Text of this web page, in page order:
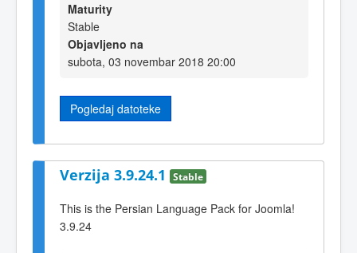
Maturity
Stable
Objavljeno na
subota, 03 novembar 2018 20:00
Pogledaj datoteke
Verzija 3.9.24.1 Stable
This is the Persian Language Pack for Joomla!
3.9.24